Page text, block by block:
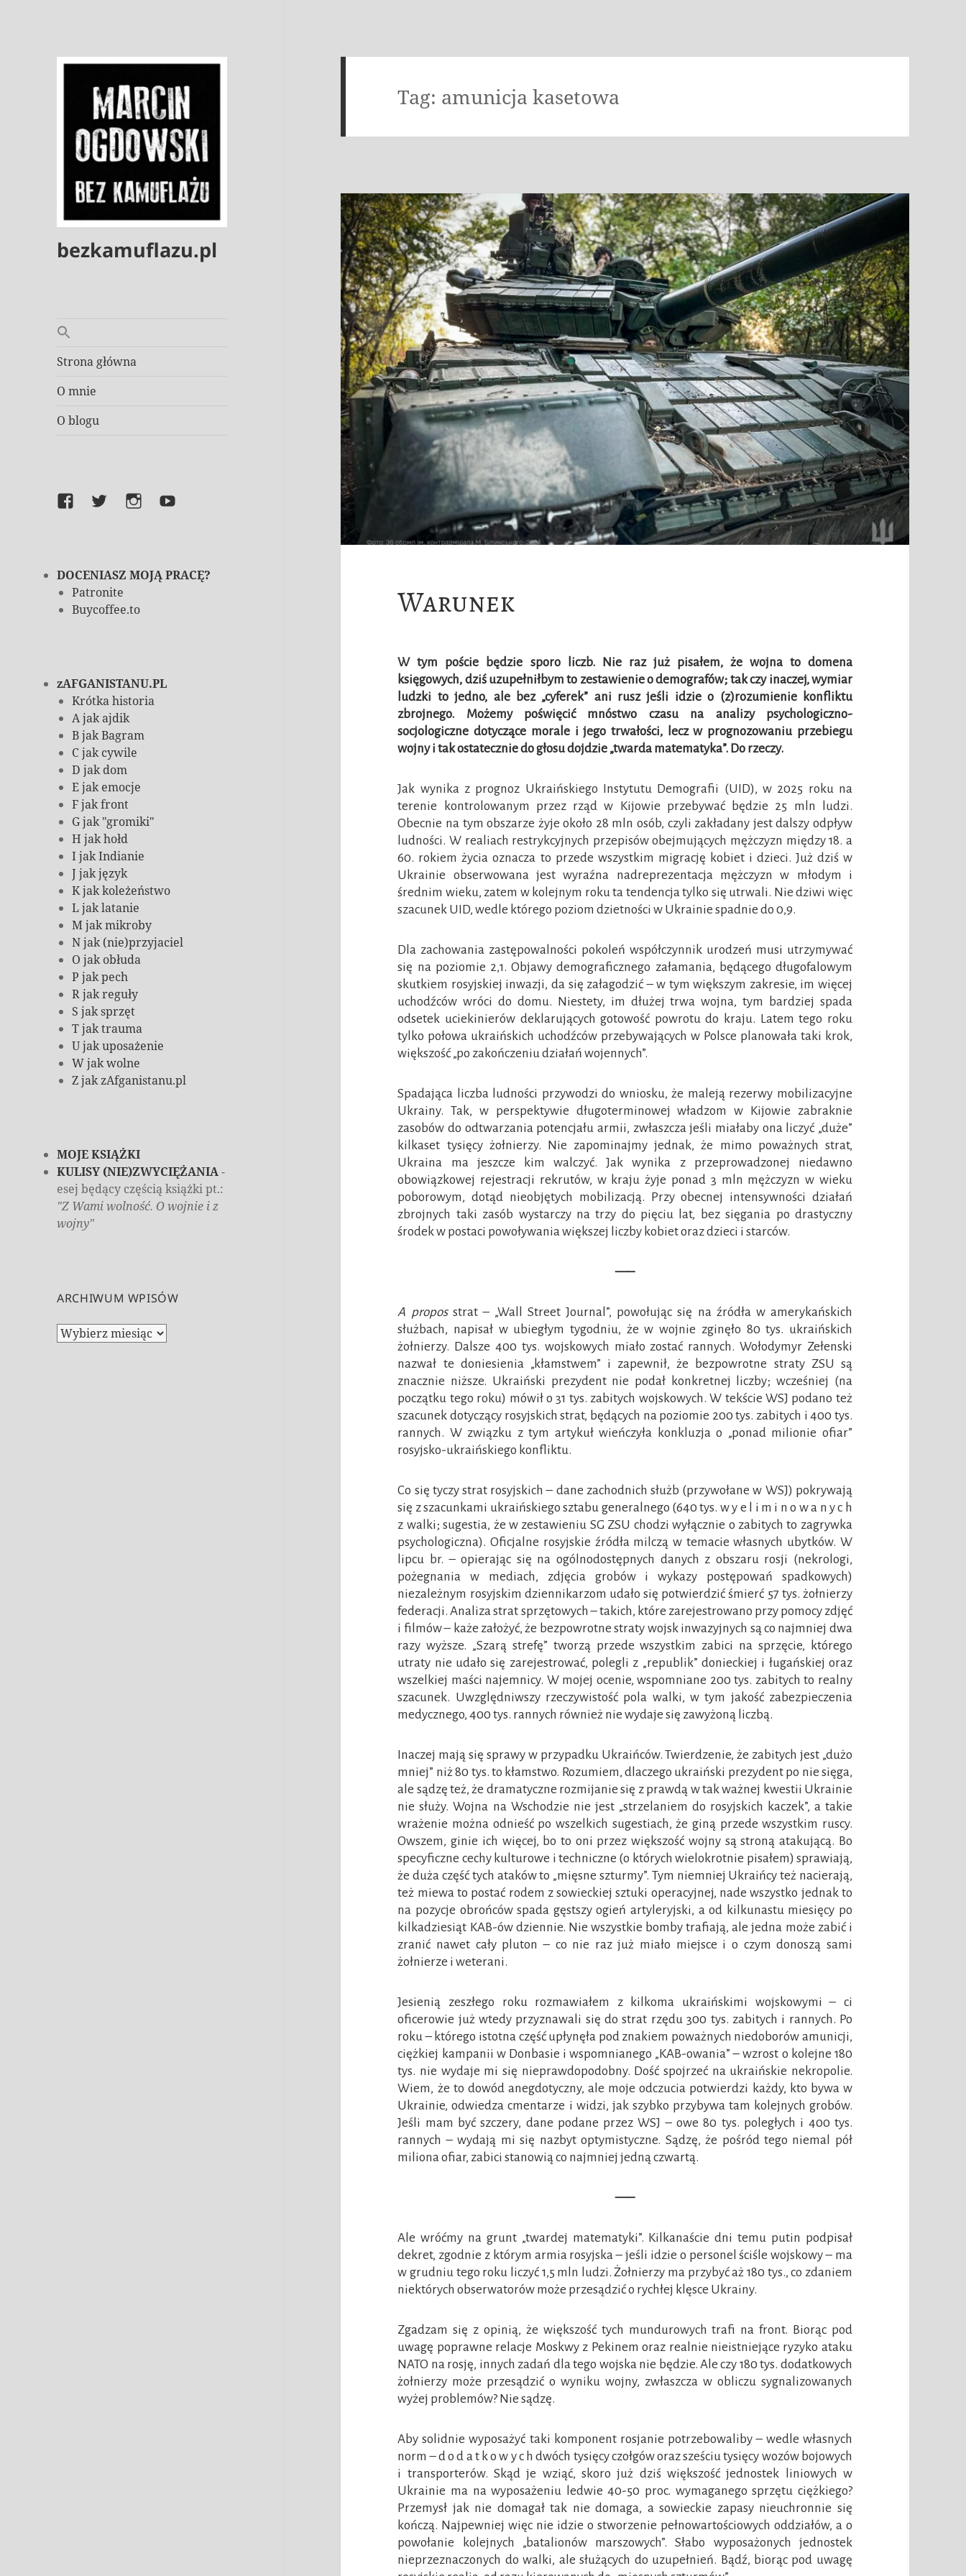
bezkamuflazu.pl
Strona główna
O mnie
O blogu
FacebookTwitterInstagramYouTube
DOCENIASZ MOJĄ PRACĘ?
Patronite
Buycoffee.to
zAFGANISTANU.PL
Krótka historia
A jak ajdik
B jak Bagram
C jak cywile
D jak dom
E jak emocje
F jak front
G jak "gromiki"
H jak hołd
I jak Indianie
J jak język
K jak koleżeństwo
L jak latanie
M jak mikroby
N jak (nie)przyjaciel
O jak obłuda
P jak pech
R jak reguły
S jak sprzęt
T jak trauma
U jak uposażenie
W jak wolne
Z jak zAfganistanu.pl
MOJE KSIĄŻKI
KULISY (NIE)ZWYCIĘŻANIA-
esej będący częścią książki pt.:
"Z Wami wolność. O wojnie i z
wojny"
ARCHIWUM WPISÓW
Archiwum
Tag: amunicja kasetowa
Warunek
W tym poście będzie sporo liczb. Nie raz już pisałem, że wojna to domena
księgowych, dziś uzupełniłbym to zestawienie o demografów; tak czy inaczej, wymiar
ludzki to jedno, ale bez „cyferek” ani rusz jeśli idzie o (z)rozumienie konfliktu
zbrojnego. Możemy poświęcić mnóstwo czasu na analizy psychologiczno-
socjologiczne dotyczące morale i jego trwałości, lecz w prognozowaniu przebiegu
wojny i tak ostatecznie do głosu dojdzie „twarda matematyka”. Do rzeczy.
Jak wynika z prognoz Ukraińskiego Instytutu Demografii (UID), w 2025 roku na
terenie kontrolowanym przez rząd w Kijowie przebywać będzie 25 mln ludzi.
Obecnie na tym obszarze żyje około 28 mln osób, czyli zakładany jest dalszy odpływ
ludności. W realiach restrykcyjnych przepisów obejmujących mężczyzn między 18. a
60. rokiem życia oznacza to przede wszystkim migrację kobiet i dzieci. Już dziś w
Ukrainie obserwowana jest wyraźna nadreprezentacja mężczyzn w młodym i
średnim wieku, zatem w kolejnym roku ta tendencja tylko się utrwali. Nie dziwi więc
szacunek UID, wedle którego poziom dzietności w Ukrainie spadnie do 0,9.
Dla zachowania zastępowalności pokoleń współczynnik urodzeń musi utrzymywać
się na poziomie 2,1. Objawy demograficznego załamania, będącego długofalowym
skutkiem rosyjskiej inwazji, da się załagodzić – w tym większym zakresie, im więcej
uchodźców wróci do domu. Niestety, im dłużej trwa wojna, tym bardziej spada
odsetek uciekinierów deklarujących gotowość powrotu do kraju. Latem tego roku
tylko połowa ukraińskich uchodźców przebywających w Polsce planowała taki krok,
większość „po zakończeniu działań wojennych”.
Spadająca liczba ludności przywodzi do wniosku, że maleją rezerwy mobilizacyjne
Ukrainy. Tak, w perspektywie długoterminowej władzom w Kijowie zabraknie
zasobów do odtwarzania potencjału armii, zwłaszcza jeśli miałaby ona liczyć „duże”
kilkaset tysięcy żołnierzy. Nie zapominajmy jednak, że mimo poważnych strat,
Ukraina ma jeszcze kim walczyć. Jak wynika z przeprowadzonej niedawno
obowiązkowej rejestracji rekrutów, w kraju żyje ponad 3 mln mężczyzn w wieku
poborowym, dotąd nieobjętych mobilizacją. Przy obecnej intensywności działań
zbrojnych taki zasób wystarczy na trzy do pięciu lat, bez sięgania po drastyczny
środek w postaci powoływania większej liczby kobiet oraz dzieci i starców.
—–
A proposstrat – „Wall Street Journal”, powołując się na źródła w amerykańskich
służbach, napisał w ubiegłym tygodniu, że w wojnie zginęło 80 tys. ukraińskich
żołnierzy. Dalsze 400 tys. wojskowych miało zostać rannych. Wołodymyr Zełenski
nazwał te doniesienia „kłamstwem” i zapewnił, że bezpowrotne straty ZSU są
znacznie niższe. Ukraiński prezydent nie podał konkretnej liczby; wcześniej (na
początku tego roku) mówił o 31 tys. zabitych wojskowych. W tekście WSJ podano też
szacunek dotyczący rosyjskich strat, będących na poziomie 200 tys. zabitych i 400 tys.
rannych. W związku z tym artykuł wieńczyła konkluzja o „ponad milionie ofiar”
rosyjsko-ukraińskiego konfliktu.
Co się tyczy strat rosyjskich – dane zachodnich służb (przywołane w WSJ) pokrywają
się z szacunkami ukraińskiego sztabu generalnego (640 tys. w y e l i m i n o w a n y c h
z walki; sugestia, że w zestawieniu SG ZSU chodzi wyłącznie o zabitych to zagrywka
psychologiczna). Oficjalne rosyjskie źródła milczą w temacie własnych ubytków. W
lipcu br. – opierając się na ogólnodostępnych danych z obszaru rosji (nekrologi,
pożegnania w mediach, zdjęcia grobów i wykazy postępowań spadkowych)
niezależnym rosyjskim dziennikarzom udało się potwierdzić śmierć 57 tys. żołnierzy
federacji. Analiza strat sprzętowych – takich, które zarejestrowano przy pomocy zdjęć
i filmów – każe założyć, że bezpowrotne straty wojsk inwazyjnych są co najmniej dwa
razy wyższe. „Szarą strefę” tworzą przede wszystkim zabici na sprzęcie, którego
utraty nie udało się zarejestrować, polegli z „republik” donieckiej i ługańskiej oraz
wszelkiej maści najemnicy. W mojej ocenie, wspomniane 200 tys. zabitych to realny
szacunek. Uwzględniwszy rzeczywistość pola walki, w tym jakość zabezpieczenia
medycznego, 400 tys. rannych również nie wydaje się zawyżoną liczbą.
Inaczej mają się sprawy w przypadku Ukraińców. Twierdzenie, że zabitych jest „dużo
mniej” niż 80 tys. to kłamstwo. Rozumiem, dlaczego ukraiński prezydent po nie sięga,
ale sądzę też, że dramatyczne rozmijanie się z prawdą w tak ważnej kwestii Ukrainie
nie służy. Wojna na Wschodzie nie jest „strzelaniem do rosyjskich kaczek”, a takie
wrażenie można odnieść po wszelkich sugestiach, że giną przede wszystkim ruscy.
Owszem, ginie ich więcej, bo to oni przez większość wojny są stroną atakującą. Bo
specyficzne cechy kulturowe i techniczne (o których wielokrotnie pisałem) sprawiają,
że duża część tych ataków to „mięsne szturmy”. Tym niemniej Ukraińcy też nacierają,
też miewa to postać rodem z sowieckiej sztuki operacyjnej, nade wszystko jednak to
na pozycje obrońców spada gęstszy ogień artyleryjski, a od kilkunastu miesięcy po
kilkadziesiąt KAB-ów dziennie. Nie wszystkie bomby trafiają, ale jedna może zabić i
zranić nawet cały pluton – co nie raz już miało miejsce i o czym donoszą sami
żołnierze i weterani.
Jesienią zeszłego roku rozmawiałem z kilkoma ukraińskimi wojskowymi – ci
oficerowie już wtedy przyznawali się do strat rzędu 300 tys. zabitych i rannych. Po
roku – którego istotna część upłynęła pod znakiem poważnych niedoborów amunicji,
ciężkiej kampanii w Donbasie i wspomnianego „KAB-owania” – wzrost o kolejne 180
tys. nie wydaje mi się nieprawdopodobny. Dość spojrzeć na ukraińskie nekropolie.
Wiem, że to dowód anegdotyczny, ale moje odczucia potwierdzi każdy, kto bywa w
Ukrainie, odwiedza cmentarze i widzi, jak szybko przybywa tam kolejnych grobów.
Jeśli mam być szczery, dane podane przez WSJ – owe 80 tys. poległych i 400 tys.
rannych – wydają mi się nazbyt optymistyczne. Sądzę, że pośród tego niemal pół
miliona ofiar, zabici stanowią co najmniej jedną czwartą.
—–
Ale wróćmy na grunt „twardej matematyki”. Kilkanaście dni temu putin podpisał
dekret, zgodnie z którym armia rosyjska – jeśli idzie o personel ściśle wojskowy – ma
w grudniu tego roku liczyć 1,5 mln ludzi. Żołnierzy ma przybyć aż 180 tys., co zdaniem
niektórych obserwatorów może przesądzić o rychłej klęsce Ukrainy.
Zgadzam się z opinią, że większość tych mundurowych trafi na front. Biorąc pod
uwagę poprawne relacje Moskwy z Pekinem oraz realnie nieistniejące ryzyko ataku
NATO na rosję, innych zadań dla tego wojska nie będzie. Ale czy 180 tys. dodatkowych
żołnierzy może przesądzić o wyniku wojny, zwłaszcza w obliczu sygnalizowanych
wyżej problemów? Nie sądzę.
Aby solidnie wyposażyć taki komponent rosjanie potrzebowaliby – wedle własnych
norm – d o d a t k o w y c h dwóch tysięcy czołgów oraz sześciu tysięcy wozów bojowych
i transporterów. Skąd je wziąć, skoro już dziś większość jednostek liniowych w
Ukrainie ma na wyposażeniu ledwie 40-50 proc. wymaganego sprzętu ciężkiego?
Przemysł jak nie domagał tak nie domaga, a sowieckie zapasy nieuchronnie się
kończą. Najpewniej więc nie idzie o stworzenie pełnowartościowych oddziałów, a o
powołanie kolejnych „batalionów marszowych”. Słabo wyposażonych jednostek
nieprzeznaczonych do walki, ale służących do uzupełnień. Bądź, biorąc pod uwagę